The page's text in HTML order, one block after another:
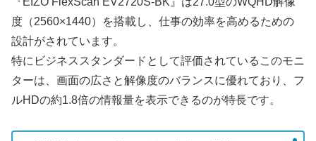
度（2560×1440）を搭載し、仕事の効率を高めるための
設計がされています。
特にビジネススタンダードとして評価されているこのモニ
ターは、画面の広さと解像度のバランスに優れており、フ
ルHDの約1.8倍の情報量を表示できるのが特長です。